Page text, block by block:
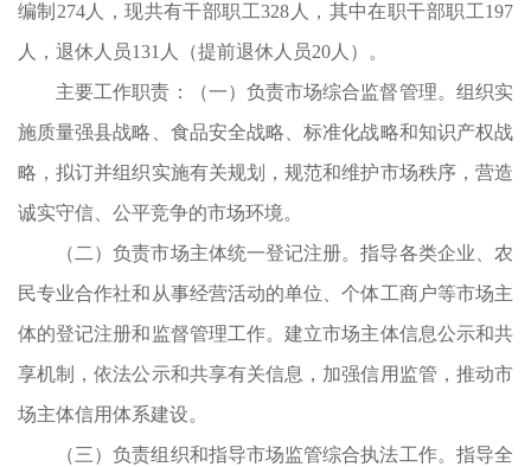
编制274人，现共有干部职工328人，其中在职干部职工197
人，退休人员131人（提前退休人员20人）。
主要工作职责：（一）负责市场综合监督管理。组织实
施质量强县战略、食品安全战略、标准化战略和知识产权战
略，拟订并组织实施有关规划，规范和维护市场秩序，营造
诚实守信、公平竞争的市场环境。
（二）负责市场主体统一登记注册。指导各类企业、农
民专业合作社和从事经营活动的单位、个体工商户等市场主
体的登记注册和监督管理工作。建立市场主体信息公示和共
享机制，依法公示和共享有关信息，加强信用监管，推动市
场主体信用体系建设。
（三）负责组织和指导市场监管综合执法工作。指导全